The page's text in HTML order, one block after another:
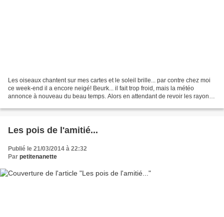
Les oiseaux chantent sur mes cartes et le soleil brille... par contre chez moi
ce week-end il a encore neigé! Beurk... il fait trop froid, mais la météo
annonce à nouveau du beau temps. Alors en attendant de revoir les rayons
Les pois de l'amitié...
Publié le 21/03/2014 à 22:32
Par petitenanette